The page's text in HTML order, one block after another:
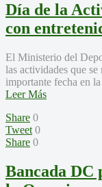
Día de la
con
El Ministerio del
las actividades que
importante fecha en
Leer Más
Share 0
Tweet 0
Share 0
Bancada DC